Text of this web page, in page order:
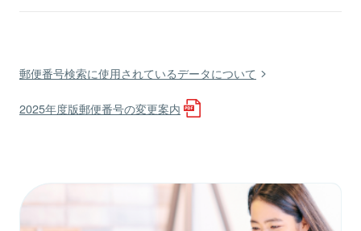
郵便番号検索に使用されているデータについて
2025年度版郵便番号の変更案内